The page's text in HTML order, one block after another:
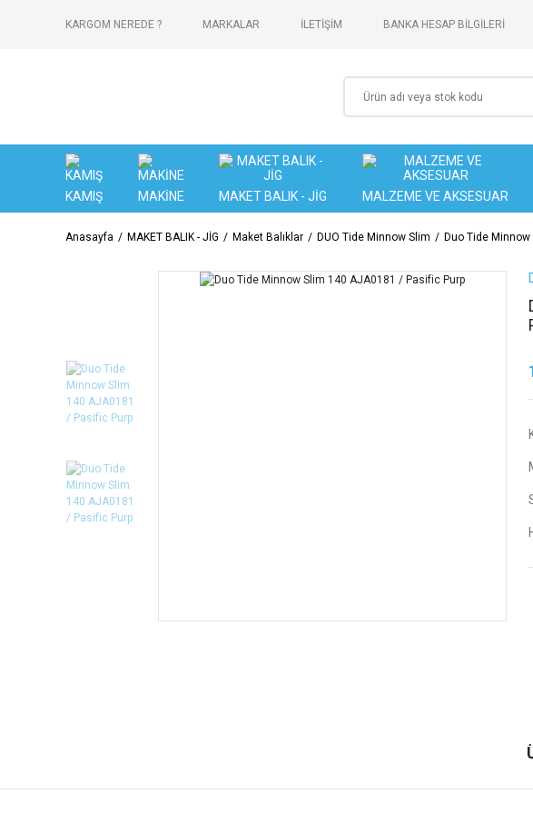
KARGOM NEREDE ? MARKALAR İLETİŞİM BANKA HESAP BİLGİLERİ
KAMIŞ MAKİNE MAKET BALIK - JİG MALZEME VE AKSESUAR
Anasayfa MAKET BALIK - JİG Maket Balıklar DUO Tide Minnow Slim Duo Tide